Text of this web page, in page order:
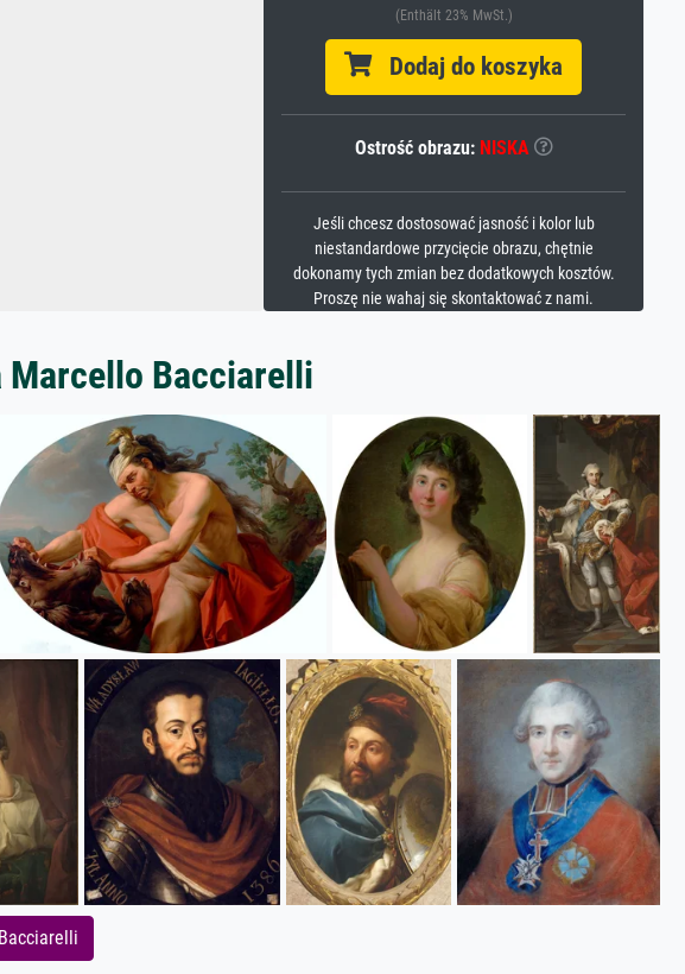
(Enthält 23% MwSt.)
Dodaj do koszyka
Ostrość obrazu: NISKA
Jeśli chcesz dostosować jasność i kolor lub
niestandardowe przycięcie obrazu, chętnie
dokonamy tych zmian bez dodatkowych kosztów.
Proszę nie wahaj się skontaktować z nami.
Bacciarelli